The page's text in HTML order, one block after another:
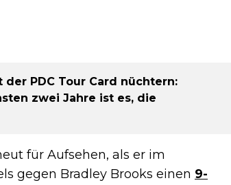
PDC Tour Card nüchtern:
zwei Jahre ist es, die
für Aufsehen, als er im
gegen Bradley Brooks einen 9-